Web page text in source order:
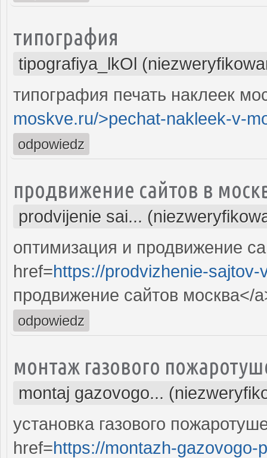
типография
tipografiya_lkOl
типография печать наклеек
moskve.ru/>pechat-nakleek-v-
odpowiedz
продвижение сайтов в
prodvijenie sai...
оптимизация и продвижение
href=https://prodvizhenie-
продвижение сайтов москва</
odpowiedz
монтаж газового
montaj gazovogo...
установка газового
href=https://montazh-gazovogo-